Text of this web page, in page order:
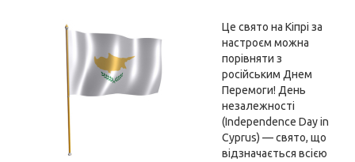
Це свято на Кіпрі за
настроєм можна
порівняти з
російським Днем
Перемоги! День
незалежності
(Independence Day in
Cyprus) — свято, що
відзначається всією